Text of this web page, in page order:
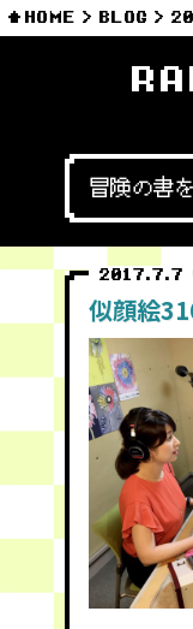
HOME BLOG
冒険の書
2017.7.7
似顔絵